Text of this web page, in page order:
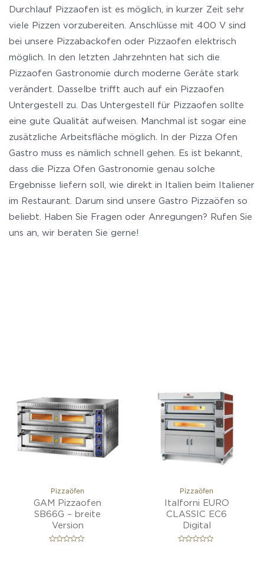
Durchlauf Pizzaofen ist es möglich, in kurzer Zeit sehr
viele Pizzen vorzubereiten. Anschlüsse mit 400 V sind
bei unsere Pizzabackofen oder Pizzaofen elektrisch
möglich. In den letzten Jahrzehnten hat sich die
Pizzaofen Gastronomie durch moderne Geräte stark
verändert. Dasselbe trifft auch auf ein Pizzaofen
Untergestell zu. Das Untergestell für Pizzaofen sollte
eine gute Qualität aufweisen. Manchmal ist sogar eine
zusätzliche Arbeitsfläche möglich. In der Pizza Ofen
Gastro muss es nämlich schnell gehen. Es ist bekannt,
dass die Pizza Ofen Gastronomie genau solche
Ergebnisse liefern soll, wie direkt in Italien beim Italiener
im Restaurant. Darum sind unsere Gastro Pizzaöfen so
beliebt. Haben Sie Fragen oder Anregungen? Rufen Sie
uns an, wir beraten Sie gerne!
Pizzaöfen
GAM Pizzaofen
SB66G – breite
Version
Pizzaöfen
Italforni EURO
CLASSIC EC6
Digital